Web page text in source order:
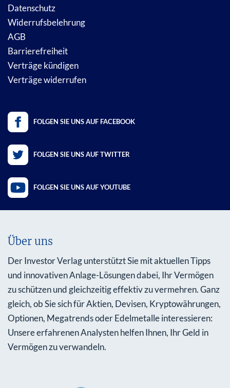
Datenschutz
Widerrufsbelehrung
AGB
Barrierefreiheit
Verträge kündigen
Verträge widerrufen
FOLGEN SIE UNS AUF FACEBOOK
FOLGEN SIE UNS AUF TWITTER
FOLGEN SIE UNS AUF YOUTUBE
Über uns
Der Investor Verlag unterstützt Sie mit aktuellen Tipps
und innovativen Anlage-Lösungen dabei, Ihr Vermögen
zu schützen und gleichzeitig effektiv zu vermehren. Ganz
gleich, ob Sie sich für Aktien, Devisen, Kryptowährungen,
Optionen, Megatrends oder Edelmetalle interessieren:
Unsere erfahrenen Analysten helfen Ihnen, Ihr Geld in
Vermögen zu verwandeln.